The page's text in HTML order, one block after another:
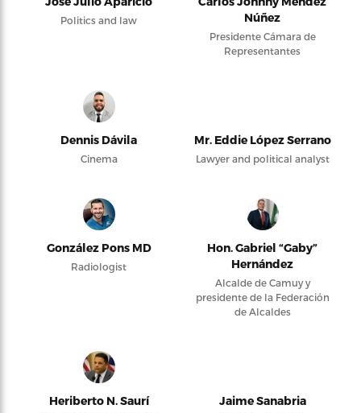
Politics and law
Núñez
Presidente Cámara de
Representantes
Dennis Dávila
Cinema
Mr. Eddie López Serrano
Lawyer and political analyst
González Pons MD
Radiologist
Hon. Gabriel “Gaby”
Hernández
Alcalde de Camuy y
presidente de la Federación
de Alcaldes
Heriberto N. Saurí Jaime Sanabria